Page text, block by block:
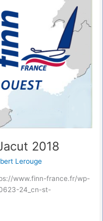
2018
Lerouge
www.finn-france.fr/wp-
24_cn-st-